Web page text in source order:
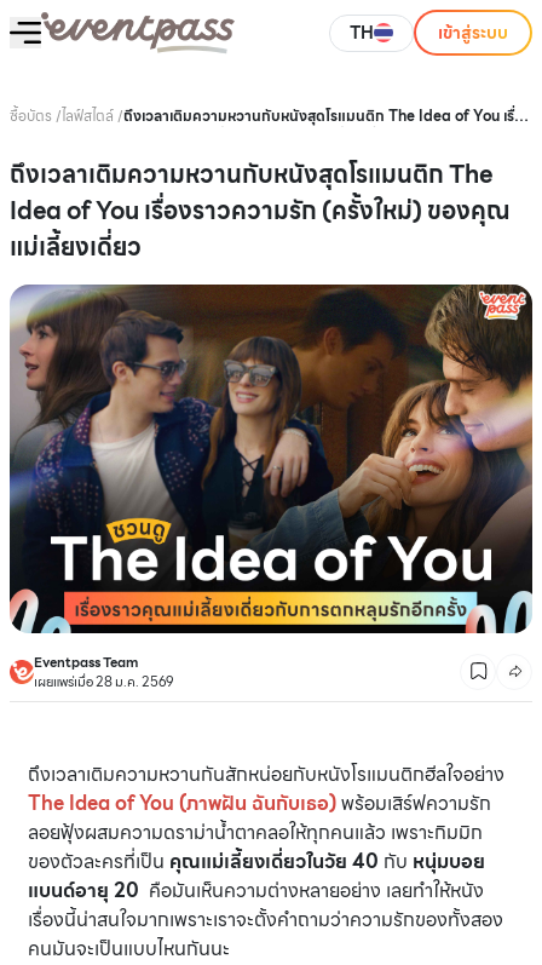
TH เข้าสู่ระบบ
ซื้อบัตร /ไลฟ์สไตล์/ถึงเวลาเติมความหวานกับหนังสุดโรแมนติก The Idea of You เรื่อง
ถึงเวลาเติมความหวานกับหนังสุดโรแมนติก The
Idea of You เรื่องราวความรัก (ครั้งใหม่) ของคุณ
แม่เลี้ยงเดี่ยว
Eventpass Team
เผยแพร่เมื่อ 28 ม.ค. 2569
ถึงเวลาเติมความหวานกันสักหน่อยกับหนังโรแมนติกฮีลใจอย่าง
The Idea of You (ภาพฝัน ฉันกับเธอ)พร้อมเสิร์ฟความรัก
ลอยฟุ้งผสมความดราม่าน้ำตาคลอให้ทุกคนแล้ว เพราะกิมมิก
ของตัวละครที่เป็น คุณแม่เลี้ยงเดี่ยวในวัย 40 กับ หนุ่มบอย
แบนด์อายุ 20 คือมันเห็นความต่างหลายอย่าง เลยทำให้หนัง
เรื่องนี้น่าสนใจมากเพราะเราจะตั้งคำถามว่าความรักของทั้งสอง
คนมันจะเป็นแบบไหนกันนะ